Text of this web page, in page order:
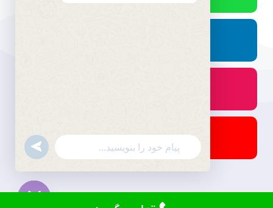
WhatsApp
Message
undefined